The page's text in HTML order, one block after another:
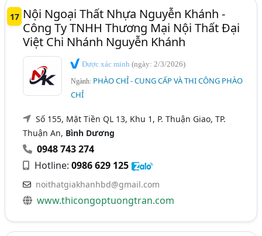
17 Nội Ngoại Thất Nhựa Nguyễn Khánh -
Công Ty TNHH Thương Mại Nội Thất Đại
Việt Chi Nhánh Nguyễn Khánh
Được xác minh(ngày: 2/3/2026)
Ngành: PHÀO CHỈ - CUNG CẤP VÀ THI CÔNG PHÀO
CHỈ
Số 155, Mặt Tiền QL 13, Khu 1, P. Thuận Giao, TP.
Thuận An, Bình Dương
0948 743 274
Hotline:0986 629 125
noithatgiakhanhbd@gmail.com
www.thicongoptuongtran.com